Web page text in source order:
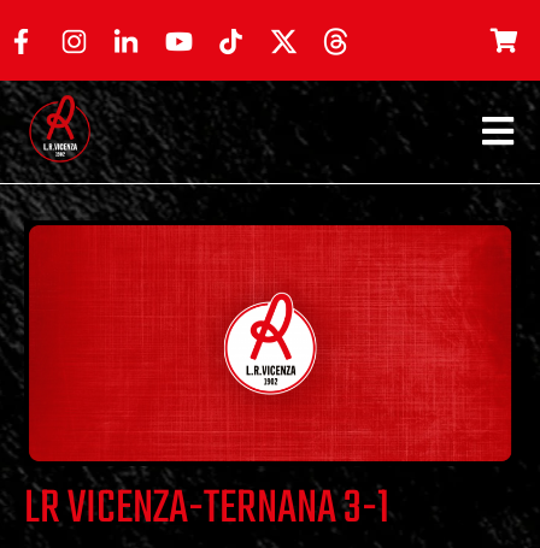
LR VICENZA-TERNANA 3-1